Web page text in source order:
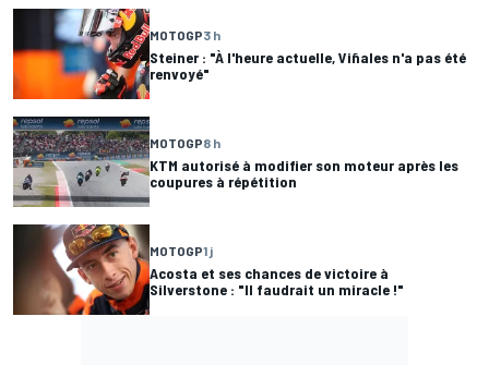
MOTOGP3 h
Steiner : "À l'heure actuelle, Viñales n'a pas été
renvoyé"
MOTOGP8 h
KTM autorisé à modifier son moteur après les
coupures à répétition
MOTOGP1 j
Acosta et ses chances de victoire à
Silverstone : "Il faudrait un miracle !"